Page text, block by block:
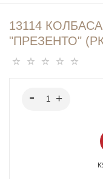
13114
"ПРЕЗЕНТО"